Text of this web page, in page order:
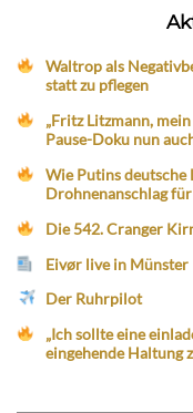
Waltrop als
statt zu pflegen
„Fritz Litzmann,
Pause-Doku nun
Wie Putins deutsche
Drohnenanschlag
Die 542. Cranger
Eivør live in Münster
Der Ruhrpilot
„Ich sollte eine
eingehende Haltung